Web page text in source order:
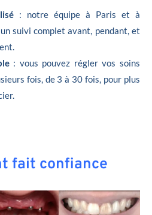
: notre équipe à Paris et à
suivi complet avant, pendant, et
: vous pouvez régler vos soins
fois, de 3 à 30 fois, pour plus
fait confiance